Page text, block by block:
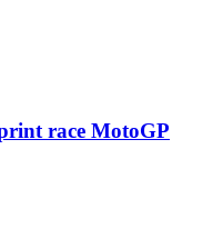
race MotoGP